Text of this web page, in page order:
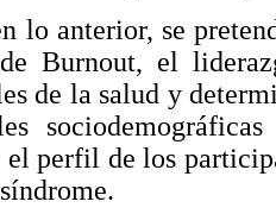
lo anterior, se
Burnout, el
de la salud y
perfil de los